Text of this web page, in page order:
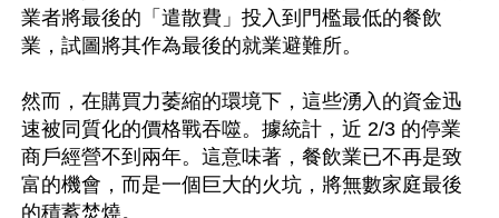
業者將最後的「遣散費」投入到門檻最低的餐飲
業，試圖將其作為最後的就業避難所。
然而，在購買力萎縮的環境下，這些湧入的資金迅
速被同質化的價格戰吞噬。據統計，近 2/3 的停業
商戶經營不到兩年。這意味著，餐飲業已不再是致
富的機會，而是一個巨大的火坑，將無數家庭最後
的積蓄焚燒。